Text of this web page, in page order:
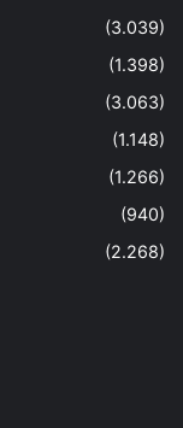
(3.039)
(1.398)
(3.063)
(1.148)
(1.266)
(940)
(2.268)